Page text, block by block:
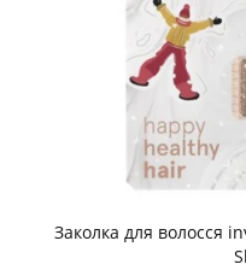
Заколка для волосся